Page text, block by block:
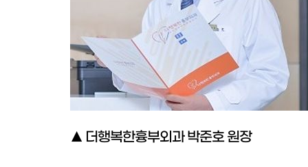
▲ 더행복한흉부외과 박준호 원장